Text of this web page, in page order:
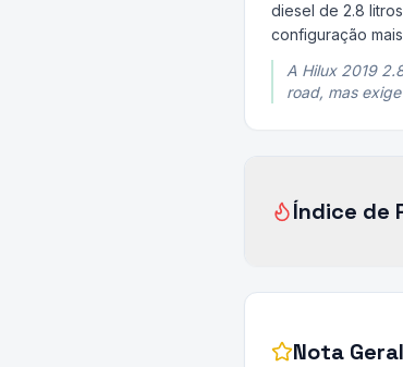
diesel de 2.8
configuração
A Hilux 2019
road, mas
Índice de
Nota Geral